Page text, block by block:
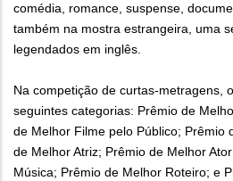
comédia, romance, suspense,
também na mostra estrangeira, uma
legendados em inglês.
Na competição de curtas-metragens,
seguintes categorias: Prêmio de
de Melhor Filme pelo Público; Prêmio
de Melhor Atriz; Prêmio de Melhor
Música; Prêmio de Melhor Roteiro; e